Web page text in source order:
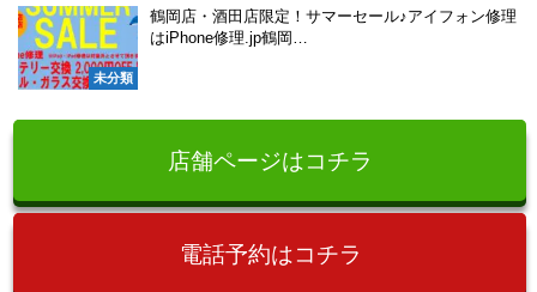
未分類
鶴岡店・酒田店限定！サマーセール♪アイフォン修理
はiPhone修理.jp鶴岡…
店舗ページはコチラ
電話予約はコチラ